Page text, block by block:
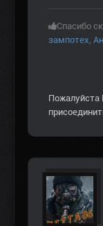
Спасибо
зампотех,
Пожалуйста